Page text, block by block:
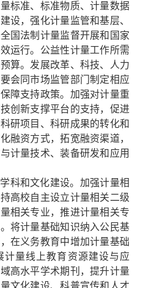
标准、标准物质、计量数据
设，强化计量监管和基层、
国法制计量监督开展和国家
运行。公益性计量工作所需
算。发展改革、科技、人力
会同市场监管部门制定相应
障支持政策。加强对计量重
创新支撑平台的支持，促进
研项目、科研成果的转化和
融资方式，拓宽融资渠道，
计量技术、装备研发和应用
科和文化建设。 加强计量相
高校自主设立计量相关二级
相关专业，推进计量相关专
将计量基础知识纳入公民基
在义务教育中增加计量基础
计量线上教育资源建设与应
高水平学术期刊，提升计量
文化建设、科普宣传和人才